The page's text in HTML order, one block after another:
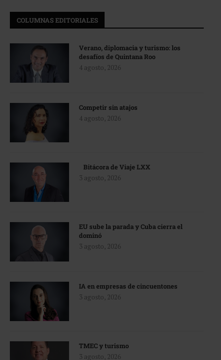
COLUMNAS EDITORIALES
Verano, diplomacia y turismo: los
desafíos de Quintana Roo
4 agosto, 2026
Competir sin atajos
4 agosto, 2026
Bitácora de Viaje LXX
3 agosto, 2026
EU sube la parada y Cuba cierra el
dominó
3 agosto, 2026
IA en empresas de cincuentones
3 agosto, 2026
TMEC y turismo
3 agosto, 2026